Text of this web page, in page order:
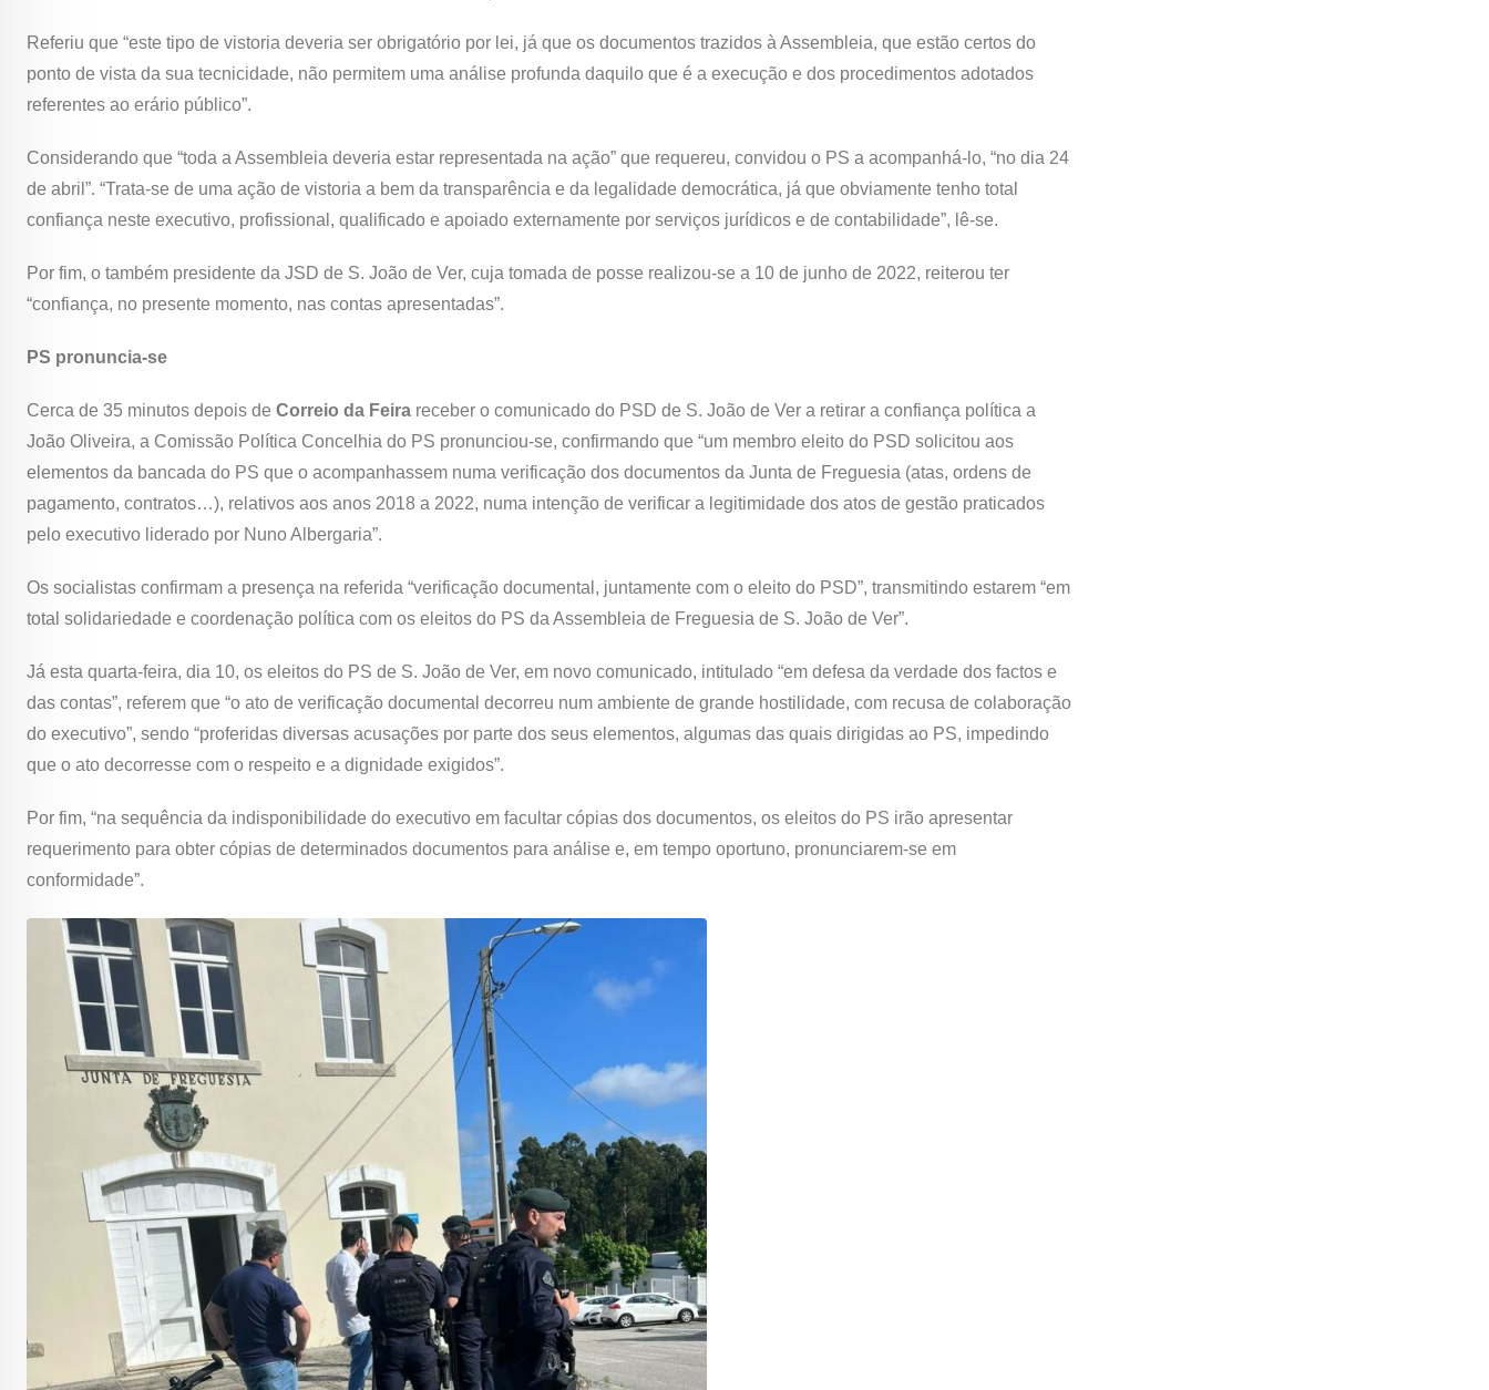
Referiu que “este tipo de vistoria deveria ser obrigatório por lei, já que os documentos trazidos à Assembleia, que estão certos do
ponto de vista da sua tecnicidade, não permitem uma análise profunda daquilo que é a execução e dos procedimentos adotados
referentes ao erário público”.
Considerando que “toda a Assembleia deveria estar representada na ação” que requereu, convidou o PS a acompanhá-lo, “no dia 24
de abril”. “Trata-se de uma ação de vistoria a bem da transparência e da legalidade democrática, já que obviamente tenho total
confiança neste executivo, profissional, qualificado e apoiado externamente por serviços jurídicos e de contabilidade”, lê-se.
Por fim, o também presidente da JSD de S. João de Ver, cuja tomada de posse realizou-se a 10 de junho de 2022, reiterou ter
“confiança, no presente momento, nas contas apresentadas”.
PS pronuncia-se
Cerca de 35 minutos depois de Correio da Feira receber o comunicado do PSD de S. João de Ver a retirar a confiança política a
João Oliveira, a Comissão Política Concelhia do PS pronunciou-se, confirmando que “um membro eleito do PSD solicitou aos
elementos da bancada do PS que o acompanhassem numa verificação dos documentos da Junta de Freguesia (atas, ordens de
pagamento, contratos…), relativos aos anos 2018 a 2022, numa intenção de verificar a legitimidade dos atos de gestão praticados
pelo executivo liderado por Nuno Albergaria”.
Os socialistas confirmam a presença na referida “verificação documental, juntamente com o eleito do PSD”, transmitindo estarem “em
total solidariedade e coordenação política com os eleitos do PS da Assembleia de Freguesia de S. João de Ver”.
Já esta quarta-feira, dia 10, os eleitos do PS de S. João de Ver, em novo comunicado, intitulado “em defesa da verdade dos factos e
das contas”, referem que “o ato de verificação documental decorreu num ambiente de grande hostilidade, com recusa de colaboração
do executivo”, sendo “proferidas diversas acusações por parte dos seus elementos, algumas das quais dirigidas ao PS, impedindo
que o ato decorresse com o respeito e a dignidade exigidos”.
Por fim, “na sequência da indisponibilidade do executivo em facultar cópias dos documentos, os eleitos do PS irão apresentar
requerimento para obter cópias de determinados documentos para análise e, em tempo oportuno, pronunciarem-se em
conformidade”.